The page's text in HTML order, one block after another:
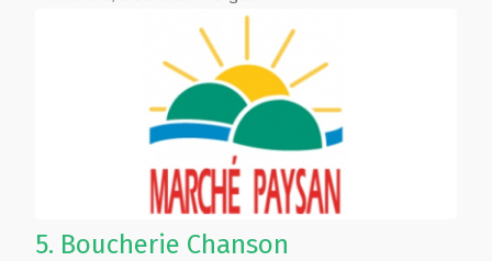
5. Boucherie Chanson